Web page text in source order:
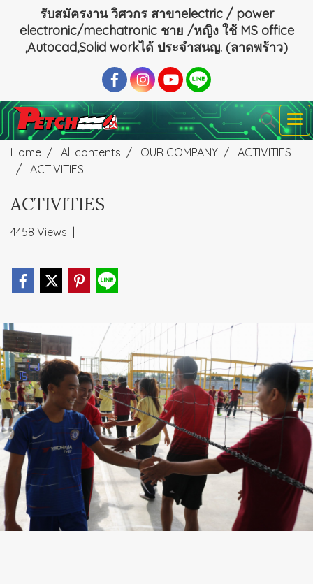
รับสมัครงาน วิศวกร สาขาelectric / power
electronic/mechatronic ชาย /หญิง ใช้ MS office
,Autocad,Solid workได้ ประจำสนญ. (ลาดพร้าว)
Home All contents OUR COMPANY
ACTIVITIES
ACTIVITIES
ACTIVITIES
4458 Views